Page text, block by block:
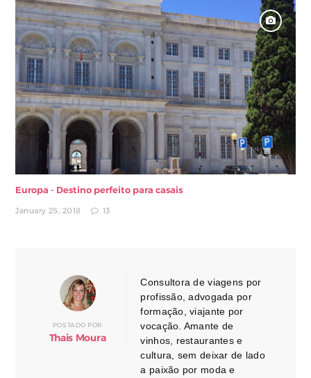
Europa - Destino perfeito para casais
January 25, 2018 13
POSTADO POR
Thais Moura
Consultora de viagens por
profissão, advogada por
formação, viajante por
vocação. Amante de
vinhos, restaurantes e
cultura, sem deixar de lado
a paixão por moda e